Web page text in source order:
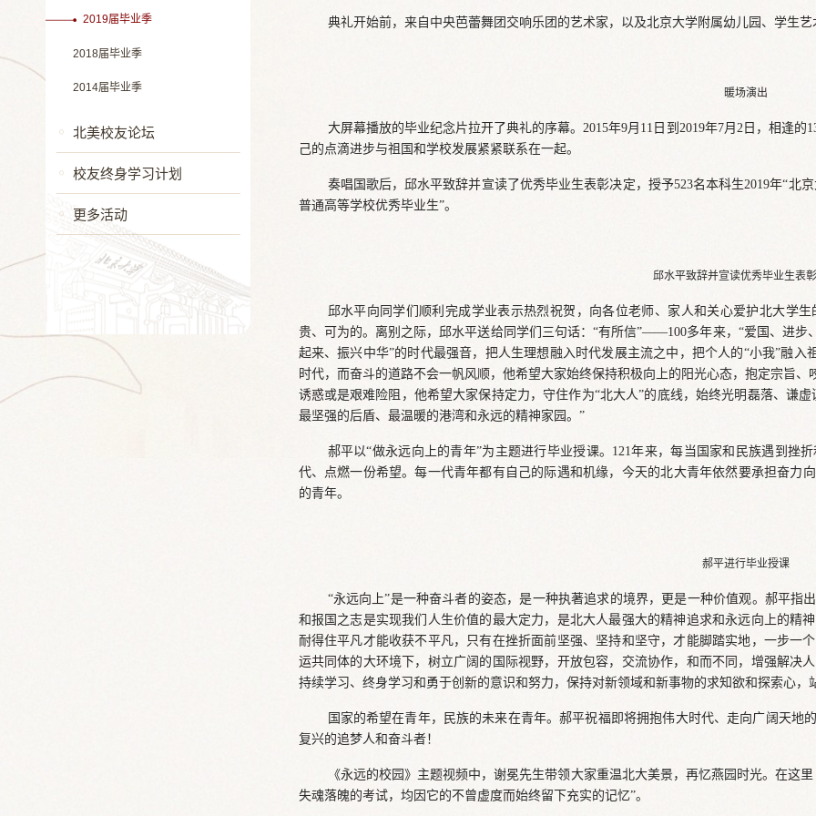
2019届毕业季
2018届毕业季
2014届毕业季
北美校友论坛
校友终身学习计划
更多活动
典礼开始前，来自中央芭蕾舞团交响乐团的艺术家，以及北京大学附属幼儿园、学生
暖场演出
大屏幕播放的毕业纪念片拉开了典礼的序幕。2015年9月11日到2019年7月2日，相逢
己的点滴进步与祖国和学校发展紧紧联系在一起。
奏唱国歌后，邱水平致辞并宣读了优秀毕业生表彰决定，授予523名本科生2019年“北
普通高等学校优秀毕业生”。
邱水平致辞并宣读优秀毕业生表
邱水平向同学们顺利完成学业表示热烈祝贺，向各位老师、家人和关心爱护北大学
贵、可为的。离别之际，邱水平送给同学们三句话：“有所信”——100多年来，“爱国、进步
起来、振兴中华”的时代最强音，把人生理想融入时代发展主流之中，把个人的“小我”融
时代，而奋斗的道路不会一帆风顺，他希望大家始终保持积极向上的阳光心态，抱定宗旨
诱惑或是艰难险阻，他希望大家保持定力，守住作为“北大人”的底线，始终光明磊落、谦
最坚强的后盾、最温暖的港湾和永远的精神家园。”
郝平以“做永远向上的青年”为主题进行毕业授课。121年来，每当国家和民族遇到挫
代、点燃一份希望。每一代青年都有自己的际遇和机缘，今天的北大青年依然要承担奋
的青年。
郝平进行毕业授课
“永远向上”是一种奋斗者的姿态，是一种执著追求的境界，更是一种价值观。郝平指
和报国之志是实现我们人生价值的最大定力，是北大人最强大的精神追求和永远向上的精
耐得住平凡才能收获不平凡，只有在挫折面前坚强、坚持和坚守，才能脚踏实地，一步一
运共同体的大环境下，树立广阔的国际视野，开放包容，交流协作，和而不同，增强解决
持续学习、终身学习和勇于创新的意识和努力，保持对新领域和新事物的求知欲和探索心
国家的希望在青年，民族的未来在青年。郝平祝福即将拥抱伟大时代、走向广阔天
复兴的追梦人和奋斗者！
《永远的校园》主题视频中，谢冕先生带领大家重温北大美景，再忆燕园时光。在这
失魂落魄的考试，均因它的不曾虚度而始终留下充实的记忆”。